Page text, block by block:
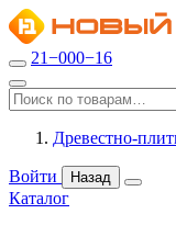
21−000−16
Древестно-
Войти Назад
Каталог